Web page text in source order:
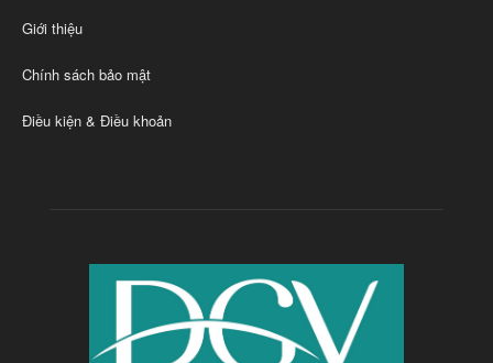
Giới thiệu
Chính sách bảo mật
Điều kiện & Điều khoản